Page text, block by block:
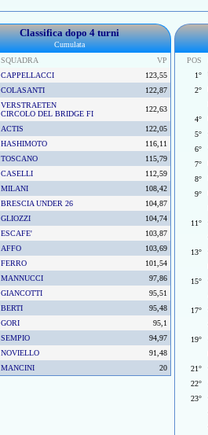
Classifica dopo 4 turni
Cumulata
SQUADRA
VP
CAPPELLACCI
123,55
COLASANTI 122,87
VERSTRAETEN
CIRCOLO DEL BRIDGE FI
122,63
ACTIS
122,05
HASHIMOTO
116,11
TOSCANO
115,79
CASELLI
112,59
MILANI
108,42
BRESCIA UNDER 26
104,87
GLIOZZI
104,74
ESCAFE'
103,87
AFFO
103,69
FERRO
101,54
MANNUCCI
97,86
GIANCOTTI
95,51
BERTI
95,48
GORI
95,1
SEMPIO
94,97
NOVIELLO
91,48
MANCINI 20
POS
1°
2°
4°
5°
6°
7°
8°
9°
11°
13°
15°
17°
19°
21°
22°
23°